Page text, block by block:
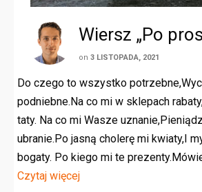
Wiersz „Po
on 3 LISTOPADA, 2021
Do czego to wszystko
podniebne.Na co mi w sklepach
taty. Na co mi Wasze
ubranie.Po jasną cholerę mi kwiaty,I
bogaty. Po kiego mi te
Czytaj więcej